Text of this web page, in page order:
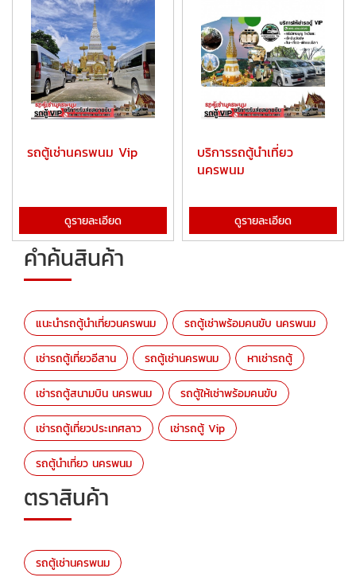
รถตู้เช่านครพนม Vip
ดูรายละเอียด
บริการรถตู้นำเที่ยว
นครพนม
ดูรายละเอียด
คำค้นสินค้า
แนะนำรถตู้นำเที่ยวนครพนม รถตู้เช่าพร้อมคนขับ นครพนม
เช่ารถตู้เที่ยวอีสาน รถตู้เช่านครพนม หาเช่ารถตู้
เช่ารถตู้สนามบิน นครพนม รถตู้ให้เช่าพร้อมคนขับ
เช่ารถตู้เที่ยวประเทศลาว เช่ารถตู้ Vip
รถตู้นำเที่ยว นครพนม
ตราสินค้า
รถตู้เช่านครพนม